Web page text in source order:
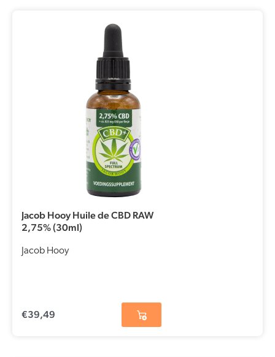
Jacob Hooy Huile de CBD RAW
2,75% (30ml)
Jacob Hooy
€39,49